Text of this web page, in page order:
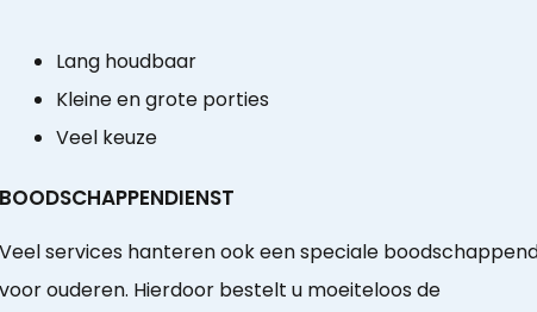
Lang houdbaar
Kleine en grote porties
Veel keuze
BOODSCHAPPENDIENST
Veel services hanteren ook een speciale
voor ouderen. Hierdoor bestelt u moeiteloos de